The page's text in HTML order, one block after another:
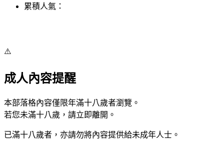
累積人氣：
⚠️
成人內容提醒
本部落格內容僅限年滿十八歲者瀏覽。
若您未滿十八歲，請立即離開。
已滿十八歲者，亦請勿將內容提供給未成年人士。